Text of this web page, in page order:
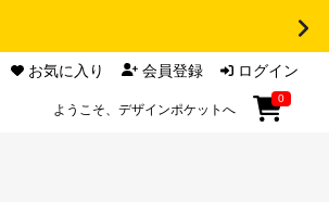
お気に入り 会員登録 ログイン
ようこそ、デザインポケットへ
0